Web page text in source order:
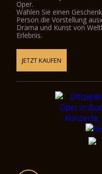
Oper.
Wählen Sie einen
Person die Vorstellung
Drama und Kunst von
Erlebnis.
JETZT KAUFEN